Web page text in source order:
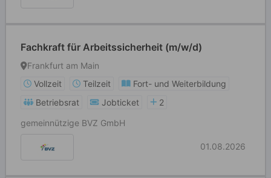
Fachkraft für Arbeitssicherheit (m/w/d)
Frankfurt am Main
Vollzeit
Teilzeit
Fort- und Weiterbildung
Betriebsrat
Jobticket
2
gemeinnützige BVZ GmbH
01.08.2026